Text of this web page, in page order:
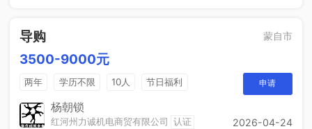
导购 蒙自市
3500-9000元
两年 学历不限 10人
节日福利
带薪年假
年终奖
申请
杨朝锁
红河州力诚机电商贸有限公司 认证 2026-04-24